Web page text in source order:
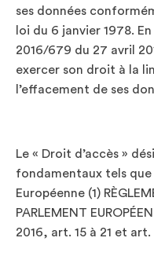
ses données
loi du 6 janvier 1978.
2016/679 du 27 avril
exercer son droit à la
l’effacement de ses
Le « Droit d’accès »
fondamentaux tels
Européenne (1)
PARLEMENT
2016, art. 15 à 21 et